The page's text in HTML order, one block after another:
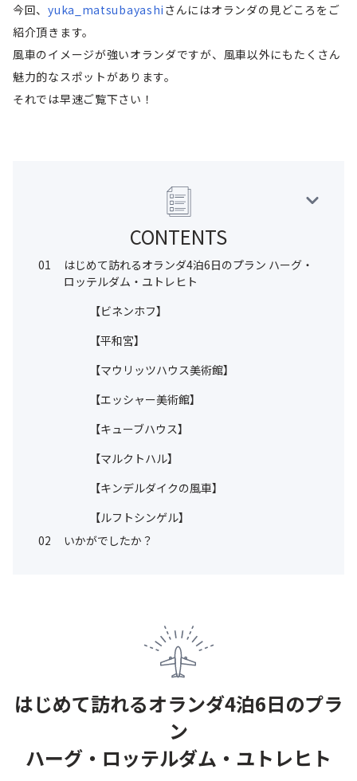
今回、yuka_matsubayashi さんにはオランダの見どころをご
紹介頂きます。
風車のイメージが強いオランダですが、風車以外にもたくさん
魅力的なスポットがあります。
それでは早速ご覧下さい！
CONTENTS
01
はじめて訪れるオランダ4泊6日のプラン ハーグ・
ロッテルダム・ユトレヒト
【ビネンホフ】
【平和宮】
【マウリッツハウス美術館】
【エッシャー美術館】
【キューブハウス】
【マルクトハル】
【キンデルダイクの風車】
【ルフトシンゲル】
02
いかがでしたか？
はじめて訪れるオランダ4泊6日のプラ
ン
ハーグ・ロッテルダム・ユトレヒト